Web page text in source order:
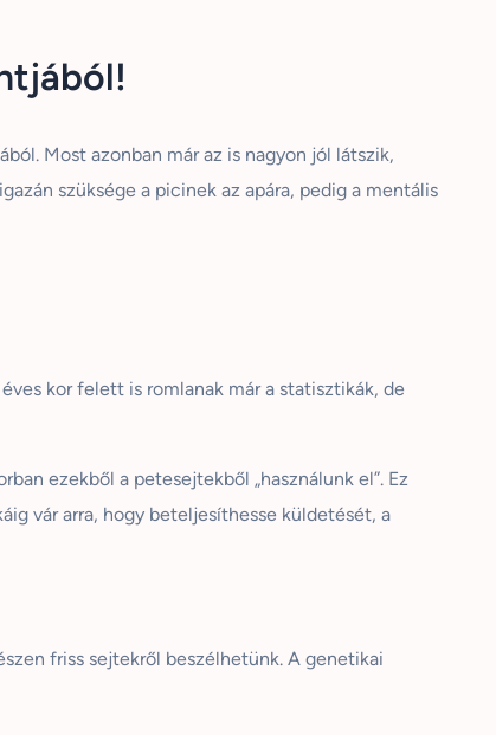
Most azonban már az is nagyon jól látszik,
szüksége a picinek az apára, pedig a mentális
kor felett is romlanak már a statisztikák, de
ezekből a petesejtekből „használunk el”. Ez
vár arra, hogy beteljesíthesse küldetését, a
friss sejtekről beszélhetünk. A genetikai